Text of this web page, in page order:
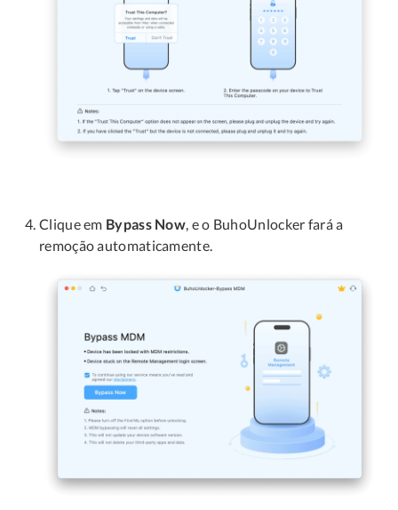
Clique em Bypass Now , e o BuhoUnlocker fará a
remoção automaticamente.